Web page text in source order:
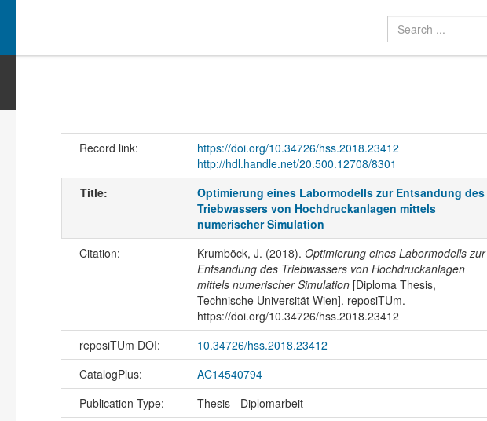
Record link:
https://doi.org/10.34726/hss.2018.23412
http://hdl.handle.net/20.500.12708/8301
Title:
Optimierung eines Labormodells zur Entsandung des
Triebwassers von Hochdruckanlagen mittels
numerischer Simulation
Citation: Krumböck, J. (2018). Optimierung eines Labormodells zur
Entsandung des Triebwassers von Hochdruckanlagen
mittels numerischer Simulation[Diploma Thesis,
Technische Universität Wien]. reposiTUm.
https://doi.org/10.34726/hss.2018.23412
reposiTUm DOI: 10.34726/hss.2018.23412
CatalogPlus:
AC14540794
Publication Type:
Thesis - Diplomarbeit